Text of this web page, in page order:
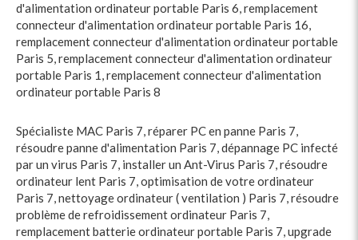
d'alimentation ordinateur portable Paris 6,remplacement
connecteur d'alimentation ordinateur portable Paris 16,
remplacement connecteur d'alimentation ordinateur portable
Paris 5,remplacement connecteur d'alimentation ordinateur
portable Paris 1,remplacement connecteur d'alimentation
ordinateur portable Paris 8
Spécialiste MAC Paris 7,réparer PC en panne Paris 7,
résoudre panne d'alimentation Paris 7,dépannage PC infecté
par un virus Paris 7, installer un Ant-Virus Paris 7,résoudre
ordinateur lent Paris 7,optimisation de votre ordinateur
Paris 7,nettoyage ordinateur ( ventilation ) Paris 7,résoudre
problème de refroidissement ordinateur Paris 7,
remplacement batterie ordinateur portable Paris 7,upgrade